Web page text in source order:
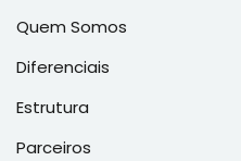
Quem Somos
Diferenciais
Estrutura
Parceiros